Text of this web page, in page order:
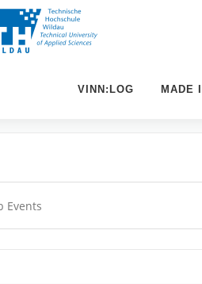
VINN:LOG MADE